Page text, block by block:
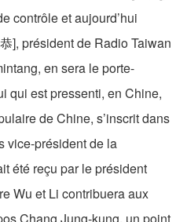
contrôle et aujourd’hui
], président de Radio Taiwan
en sera le porte-
qui est pressenti, en Chine,
de Chine, s’inscrit dans
vice-président de la
été reçu par le président
Wu et Li contribuera aux